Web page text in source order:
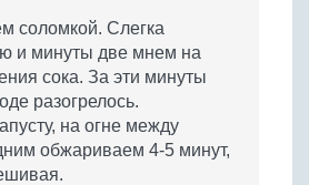
соломкой. Слегка
и минуты две мнем на
сока. За эти минуты
разогрелось.
на огне между
обжариваем 4-5 минут,